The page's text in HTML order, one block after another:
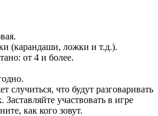
(карандаши, ложки и т.д.).
от 4 и более.
что будут разговаривать
Заставляйте участвовать в игре
как кого зовут.